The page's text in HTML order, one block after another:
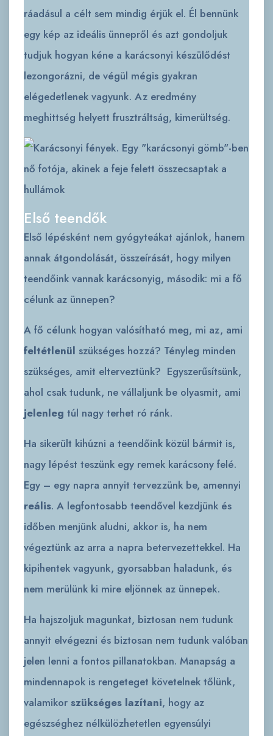
ráadásul a célt sem mindig érjük el. Él bennünk
egy kép az ideális ünnepről és azt gondoljuk
tudjuk hogyan kéne a karácsonyi készülődést
lezongorázni, de végül mégis gyakran
elégedetlenek vagyunk. Az eredmény
meghittség helyett frusztráltság, kimerültség.
Első teendők
Első lépésként nem gyógyteákat ajánlok, hanem
annak átgondolását, összeírását, hogy milyen
teendőink vannak karácsonyig, második: mi a fő
célunk az ünnepen?
A fő célunk hogyan valósítható meg, mi az, ami
feltétlenül szükséges hozzá? Tényleg minden
szükséges, amit elterveztünk? Egyszerűsítsünk,
ahol csak tudunk, ne vállaljunk be olyasmit, ami
jelenleg túl nagy terhet ró ránk.
Ha sikerült kihúzni a teendőink közül bármit is,
nagy lépést teszünk egy remek karácsony felé.
Egy – egy napra annyit tervezzünk be, amennyi
reális. A legfontosabb teendővel kezdjünk és
időben menjünk aludni, akkor is, ha nem
végeztünk az arra a napra betervezettekkel. Ha
kipihentek vagyunk, gyorsabban haladunk, és
nem merülünk ki mire eljönnek az ünnepek.
Ha hajszoljuk magunkat, biztosan nem tudunk
annyit elvégezni és biztosan nem tudunk valóban
jelen lenni a fontos pillanatokban. Manapság a
mindennapok is rengeteget követelnek tőlünk,
valamikor szükséges lazítani, hogy az
egészséghez nélkülözhetetlen egyensúlyi